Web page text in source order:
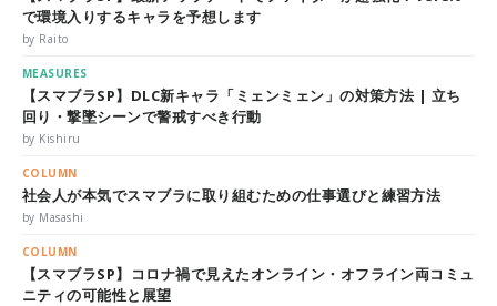
で環境入りするキャラを予想します
by Raito
MEASURES
【スマブラSP】DLC新キャラ「ミェンミェン」の対策方法 | 立ち
回り・撃墜シーンで警戒すべき行動
by Kishiru
COLUMN
社会人が本気でスマブラに取り組むための仕事選びと練習方法
by Masashi
COLUMN
【スマブラSP】コロナ禍で見えたオンライン・オフライン両コミュ
ニティの可能性と展望